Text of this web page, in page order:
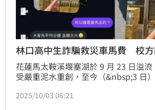
林口高中生詐騙救災車馬費 校方
花蓮馬太鞍溪堰塞湖於 9 月 23 日溢
受嚴重泥水重創，至今（&nbsp;3 日
化身「鏟子超人」投入清淤，體現出人
2025/10/03 06:21